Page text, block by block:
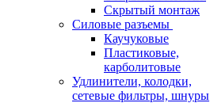
Скрытый монтаж
Силовые разъемы
Каучуковые
Пластиковые,
карболитовые
Удлинители, колодки,
сетевые фильтры, шнуры